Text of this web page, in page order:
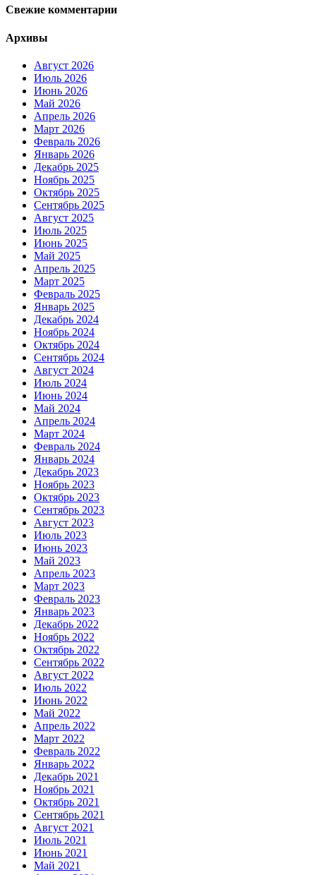
Свежие комментарии
Архивы
Август 2026
Июль 2026
Июнь 2026
Май 2026
Апрель 2026
Март 2026
Февраль 2026
Январь 2026
Декабрь 2025
Ноябрь 2025
Октябрь 2025
Сентябрь 2025
Август 2025
Июль 2025
Июнь 2025
Май 2025
Апрель 2025
Март 2025
Февраль 2025
Январь 2025
Декабрь 2024
Ноябрь 2024
Октябрь 2024
Сентябрь 2024
Август 2024
Июль 2024
Июнь 2024
Май 2024
Апрель 2024
Март 2024
Февраль 2024
Январь 2024
Декабрь 2023
Ноябрь 2023
Октябрь 2023
Сентябрь 2023
Август 2023
Июль 2023
Июнь 2023
Май 2023
Апрель 2023
Март 2023
Февраль 2023
Январь 2023
Декабрь 2022
Ноябрь 2022
Октябрь 2022
Сентябрь 2022
Август 2022
Июль 2022
Июнь 2022
Май 2022
Апрель 2022
Март 2022
Февраль 2022
Январь 2022
Декабрь 2021
Ноябрь 2021
Октябрь 2021
Сентябрь 2021
Август 2021
Июль 2021
Июнь 2021
Май 2021